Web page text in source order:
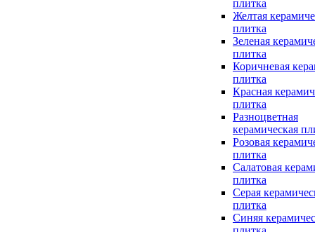
плитка
Желтая
плитка
Зеленая
плитка
Коричневая
плитка
Красная
плитка
Разноцветная
керамическая
Розовая
плитка
Салатовая
плитка
Серая
плитка
Синяя